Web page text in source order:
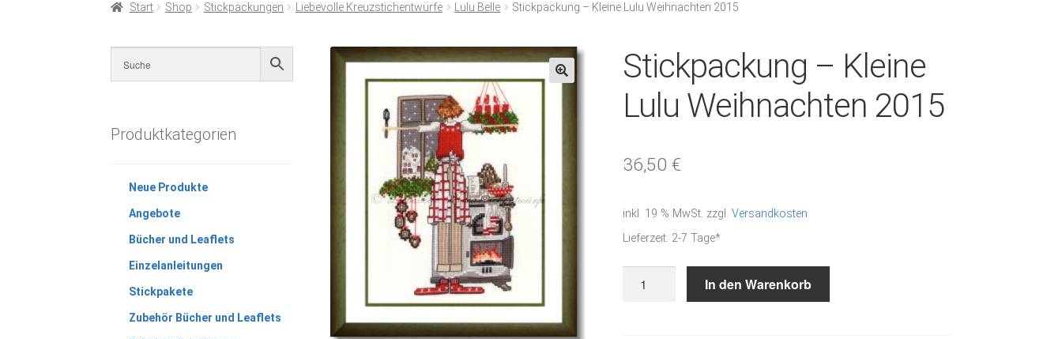
Start Shop Stickpackungen Liebevolle Kreuzstichentwürfe Lulu Belle Stickpackung – Kleine Lulu Weihnachten 2015
Stickpackung – Kleine
Lulu Weihnachten 2015
36,50 €
inkl. 19 % MwSt. zzgl. Versandkosten
Lieferzeit: 2-7 Tage*
In den Warenkorb
Produktkategorien
Neue Produkte
Angebote
Bücher und Leaflets
Einzelanleitungen
Stickpakete
Zubehör Bücher und Leaflets